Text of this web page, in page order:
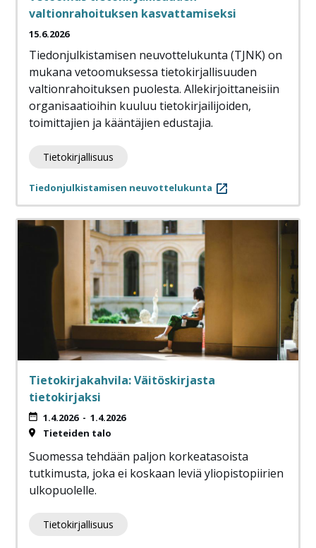
valtionrahoituksen kasvattamiseksi
15.6.2026
Tiedonjulkistamisen neuvottelukunta (TJNK) on
mukana vetoomuksessa tietokirjallisuuden
valtionrahoituksen puolesta. Allekirjoittaneisiin
organisaatioihin kuuluu tietokirjailijoiden,
toimittajien ja kääntäjien edustajia.
Tietokirjallisuus
Tiedonjulkistamisen neuvottelukunta
Tietokirjakahvila: Väitöskirjasta
tietokirjaksi
1.4.2026- 1.4.2026
Tieteiden talo
Suomessa tehdään paljon korkeatasoista
tutkimusta, joka ei koskaan leviä yliopistopiirien
ulkopuolelle.
Tietokirjallisuus